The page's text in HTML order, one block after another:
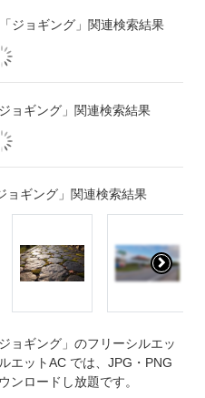
ジョギング」関連検索結果
ョギング」関連検索結果
ョギング」関連検索結果
ョギング」のフリーシルエッ
エットAC では、JPG・PNG
ンロードし放題です。